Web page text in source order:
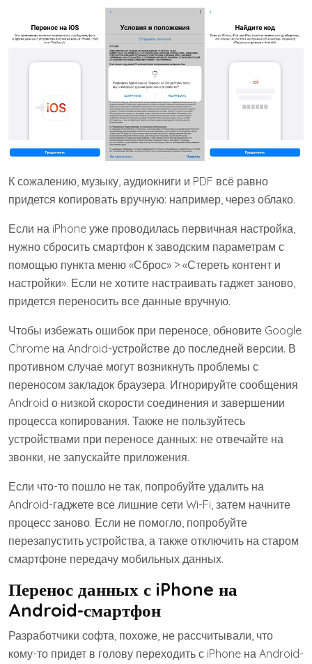
К сожалению, музыку, аудиокниги и PDF всё равно
придется копировать вручную: например, через облако.
Если на iPhone уже проводилась первичная настройка,
нужно сбросить смартфон к заводским параметрам с
помощью пункта меню «Сброс» > «Стереть контент и
настройки». Если не хотите настраивать гаджет заново,
придется переносить все данные вручную.
Чтобы избежать ошибок при переносе, обновите Google
Chrome на Android-устройстве до последней версии. В
противном случае могут возникнуть проблемы с
переносом закладок браузера. Игнорируйте сообщения
Android о низкой скорости соединения и завершении
процесса копирования. Также не пользуйтесь
устройствами при переносе данных: не отвечайте на
звонки, не запускайте приложения.
Если что-то пошло не так, попробуйте удалить на
Android-гаджете все лишние сети Wi-Fi, затем начните
процесс заново. Если не помогло, попробуйте
перезапустить устройства, а также отключить на старом
смартфоне передачу мобильных данных.
Перенос данных с iPhone на
Android-смартфон
Разработчики софта, похоже, не рассчитывали, что
кому-то придет в голову переходить с iPhone на Android-